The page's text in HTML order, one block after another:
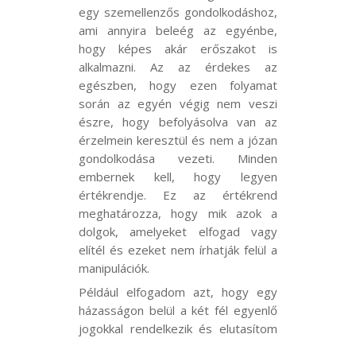
egy szemellenzős gondolkodáshoz,
ami annyira beleég az egyénbe,
hogy képes akár erőszakot is
alkalmazni. Az az érdekes az
egészben, hogy ezen folyamat
során az egyén végig nem veszi
észre, hogy befolyásolva van az
érzelmein keresztül és nem a józan
gondolkodása vezeti. Minden
embernek kell, hogy legyen
értékrendje. Ez az értékrend
meghatározza, hogy mik azok a
dolgok, amelyeket elfogad vagy
elítél és ezeket nem írhatják felül a
manipulációk.
Például elfogadom azt, hogy egy
házasságon belül a két fél egyenlő
jogokkal rendelkezik és elutasítom